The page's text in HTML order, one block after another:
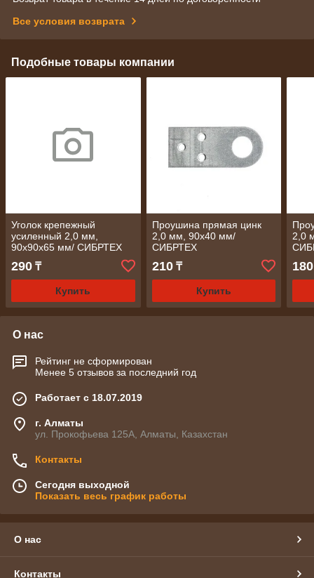
Все условия возврата
Подобные товары компании
Уголок крепежный
усиленный 2,0 мм,
90x90x65 мм/ СИБРТЕХ
290 ₸
Купить
Проушина прямая цинк
2,0 мм, 90х40 мм/
СИБРТЕХ
210₸
Купить
2,0
180
О нас
Рейтинг не сформирован
Менее 5 отзывов за последний год
Работает с 18.07.2019
г. Алматы
ул. Прокофьева 125А, Алматы, Казахстан
Контакты
Сегодня выходной
Показать весь график работы
О нас
Контакты